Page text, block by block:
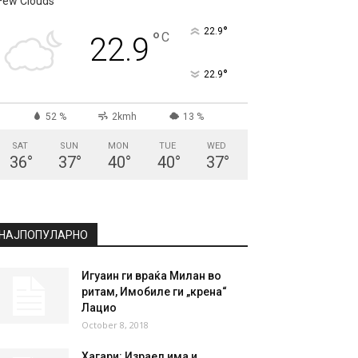
22.9 °C 22.9°
22.9°
52 % 2kmh 13 %
SAT
36°
SUN
37°
MON
40°
TUE
40°
WED
37°
НАЈПОПУЛАРНО
Игуаин ги враќа Милан во
ритам, Имобиле ги „крена“
Лацио
October 8, 2018